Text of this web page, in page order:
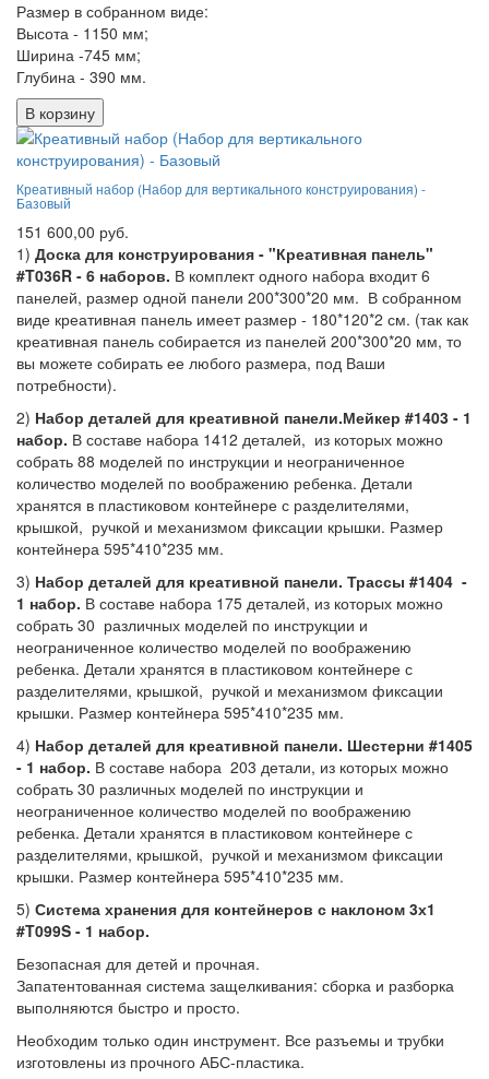
Размер в собранном виде:
Высота - 1150 мм;
Ширина -745 мм;
Глубина - 390 мм.
В корзину
Креативный набор (Набор для вертикального конструирования) -
Базовый
151 600,00 руб.
1) Доска для конструирования - "Креативная панель"
#T036R - 6 наборов. В комплект одного набора входит 6
панелей, размер одной панели 200*300*20 мм. В собранном
виде креативная панель имеет размер - 180*120*2 см. (так как
креативная панель собирается из панелей 200*300*20 мм, то
вы можете собирать ее любого размера, под Ваши
потребности).
2) Набор деталей для креативной панели.Мейкер #1403 - 1
набор. В составе набора 1412 деталей, из которых можно
собрать 88 моделей по инструкции и неограниченное
количество моделей по воображению ребенка. Детали
хранятся в пластиковом контейнере с разделителями,
крышкой, ручкой и механизмом фиксации крышки. Размер
контейнера 595*410*235 мм.
3) Набор деталей для креативной панели. Трассы #1404 -
1 набор. В составе набора 175 деталей, из которых можно
собрать 30 различных моделей по инструкции и
неограниченное количество моделей по воображению
ребенка. Детали хранятся в пластиковом контейнере с
разделителями, крышкой, ручкой и механизмом фиксации
крышки. Размер контейнера 595*410*235 мм.
4) Набор деталей для креативной панели. Шестерни #1405
- 1 набор. В составе набора 203 детали, из которых можно
собрать 30 различных моделей по инструкции и
неограниченное количество моделей по воображению
ребенка. Детали хранятся в пластиковом контейнере с
разделителями, крышкой, ручкой и механизмом фиксации
крышки. Размер контейнера 595*410*235 мм.
5) Система хранения для контейнеров с наклоном 3х1
#T099S - 1 набор.
Безопасная для детей и прочная.
Запатентованная система защелкивания: сборка и разборка
выполняются быстро и просто.
Необходим только один инструмент. Все разъемы и трубки
изготовлены из прочного АБС-пластика.